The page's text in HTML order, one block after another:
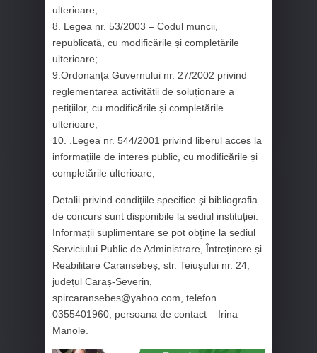
ulterioare;
8. Legea nr. 53/2003 – Codul muncii,
republicată, cu modificările și completările
ulterioare;
9.Ordonanța Guvernului nr. 27/2002 privind
reglementarea activității de soluționare a
petițiilor, cu modificările și completările
ulterioare;
10. .Legea nr. 544/2001 privind liberul acces la
informațiile de interes public, cu modificările și
completările ulterioare;
Detalii privind condiţiile specifice şi bibliografia
de concurs sunt disponibile la sediul instituției.
Informații suplimentare se pot obţine la sediul
Serviciului Public de Administrare, Întreținere și
Reabilitare Caransebeș, str. Teiușului nr. 24,
județul Caraș-Severin,
spircaransebes@yahoo.com, telefon
0355401960, persoana de contact – Irina
Manole.